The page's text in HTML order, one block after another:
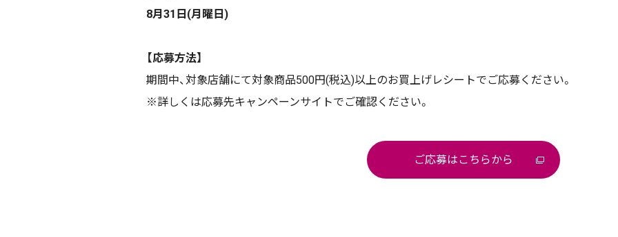
8月31日(月曜日)
【応募方法】
期間中、対象店舗にて対象商品500円(税込)以上のお買上げレシートでご応募ください。
※詳しくは応募先キャンペーンサイトでご確認ください。
ご応募はこちらから